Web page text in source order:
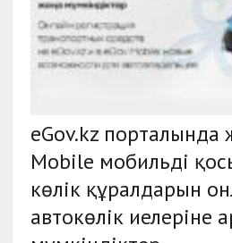
eGov.kz порталында
Mobile мобильді
көлік құралдарын
автокөлік иелеріне